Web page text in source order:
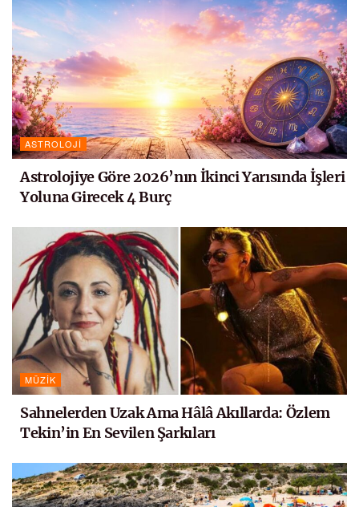
ASTROLOJI
Astrolojiye Göre 2026’nın İkinci Yarısında İşleri
Yoluna Girecek 4 Burç
MÜZIK
Sahnelerden Uzak Ama Hâlâ Akıllarda: Özlem
Tekin’in En Sevilen Şarkıları